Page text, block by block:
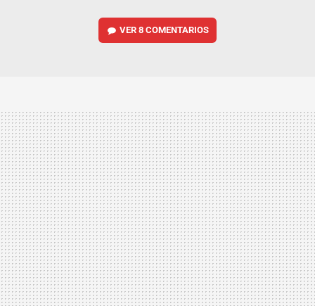
VER8 COMENTARIOS